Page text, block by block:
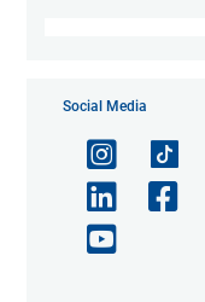
Social Media